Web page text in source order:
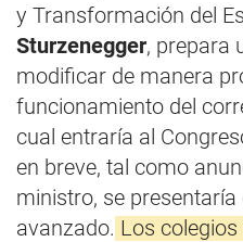
y Transformación del
Sturzenegger, prepara
modificar de manera
funcionamiento del
cual entraría al
en breve, tal como
ministro, se
avanzado. Los